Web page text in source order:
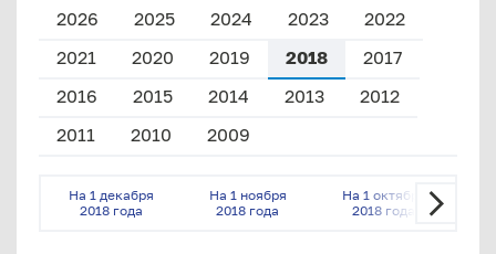
2026 2025 2024 2023
2022
2021
2020 2019 2018
2017
2016
2015 2014 2013
2012
2011
2010 2009
На 1 декабря
2018 года
На 1 ноября
2018 года
На 1 октября
2018 года